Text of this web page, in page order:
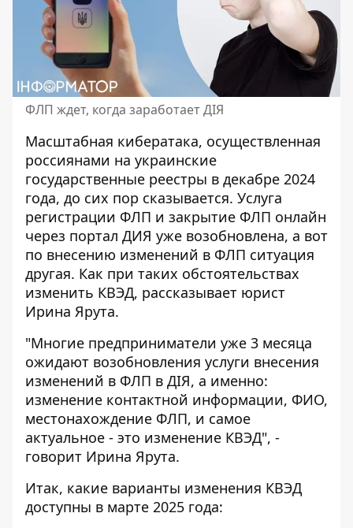
ФЛП ждет, когда заработает ДІЯ
Масштабная кибератака, осуществленная
россиянами на украинские
государственные реестры в декабре 2024
года, до сих пор сказывается. Услуга
регистрации ФЛП и закрытие ФЛП онлайн
через портал ДИЯ уже возобновлена, а вот
по внесению изменений в ФЛП ситуация
другая. Как при таких обстоятельствах
изменить КВЭД, рассказывает юрист
Ирина Ярута.
"Многие предприниматели уже 3 месяца
ожидают возобновления услуги внесения
изменений в ФЛП в ДІЯ, а именно:
изменение контактной информации, ФИО,
местонахождение ФЛП, и самое
актуальное - это изменение КВЭД", -
говорит Ирина Ярута.
Итак, какие варианты изменения КВЭД
доступны в марте 2025 года: